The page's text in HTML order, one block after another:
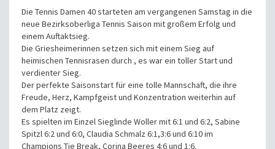
Die Tennis Damen 40 starteten am vergangenen Samstag in die
neue Bezirksoberliga Tennis Saison mit großem Erfolg und
einem Auftaktsieg.
Die Griesheimerinnen setzen sich mit einem Sieg auf
heimischen Tennisrasen durch , es war ein toller Start und
verdienter Sieg.
Der perfekte Saisonstart für eine tolle Mannschaft, die ihre
Freude, Herz, Kampfgeist und Konzentration weiterhin auf
dem Platz zeigt.
Es spielten im Einzel Sieglinde Woller mit 6:1 und 6:2, Sabine
Spitzl 6:2 und 6:0, Claudia Schmalz 6:1,3:6 und 6:10 im
Champions Tie Break, Corina Beeres 4:6 und 1:6.